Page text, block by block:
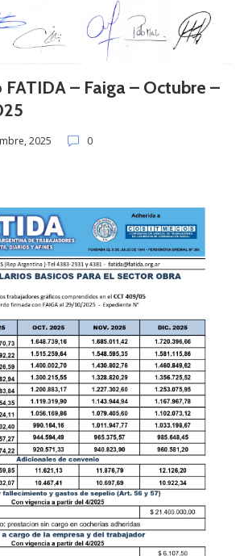
– Faiga – Octubre –
2025 0